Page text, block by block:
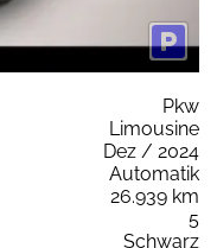
Pkw
Limousine
Dez / 2024
Automatik
26.939 km
5
Schwarz